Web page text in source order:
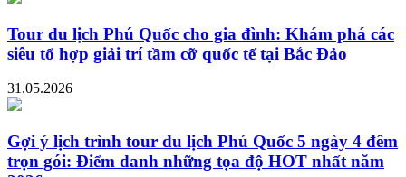
Tour du lịch Phú Quốc cho gia đình: Khám phá các
siêu tổ hợp giải trí tầm cỡ quốc tế tại Bắc Đảo
31.05.2026
Gợi ý lịch trình tour du lịch Phú Quốc 5 ngày 4 đêm
trọn gói: Điểm danh những tọa độ HOT nhất năm